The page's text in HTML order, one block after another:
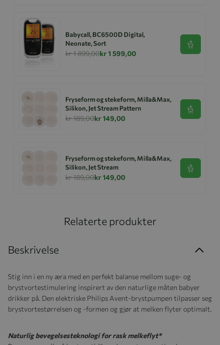
Babycall, BC6500D Digital,
Neonate, Sort
kr 1 899,00kr 1 599,00
Se
Fryseform og stekeform, Milla&Max,
Silikon, Jet Stream Pattern
kr 189,00kr 149,00
Se
Fryseform og stekeform, Milla&Max,
Silikon, Jet Stream
kr 189,00kr 149,00
Se
Beskrivelse
Stig inn i en ny æra med en perfekt balanse mellom suge- og
brystvortestimulering inspirert av den naturlige måten babyer
drikker på. Den elektriske Philips Avent-brystpumpen tilpasser seg
brystvortestørrelsen og -formen og gjør at melken flyter optimalt.
Naturlig bevegelsesteknologi for rask melkeflyt*
Relaterte produkter